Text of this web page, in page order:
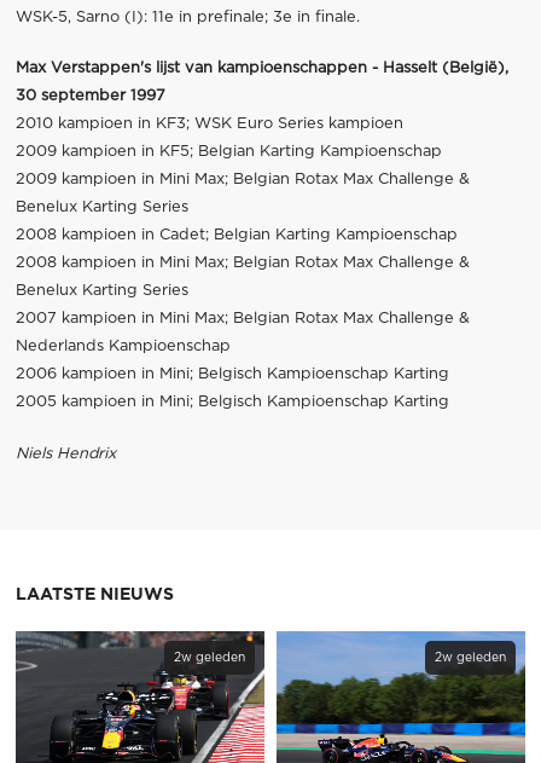
WSK-5, Sarno (I): 11e in prefinale; 3e in finale.
Max Verstappen's lijst van kampioenschappen - Hasselt (België),
30 september 1997
2010 kampioen in KF3; WSK Euro Series kampioen
2009 kampioen in KF5; Belgian Karting Kampioenschap
2009 kampioen in Mini Max; Belgian Rotax Max Challenge &
Benelux Karting Series
2008 kampioen in Cadet; Belgian Karting Kampioenschap
2008 kampioen in Mini Max; Belgian Rotax Max Challenge &
Benelux Karting Series
2007 kampioen in Mini Max; Belgian Rotax Max Challenge &
Nederlands Kampioenschap
2006 kampioen in Mini; Belgisch Kampioenschap Karting
2005 kampioen in Mini; Belgisch Kampioenschap Karting
Niels Hendrix
LAATSTE NIEUWS
2w geleden 2w geleden